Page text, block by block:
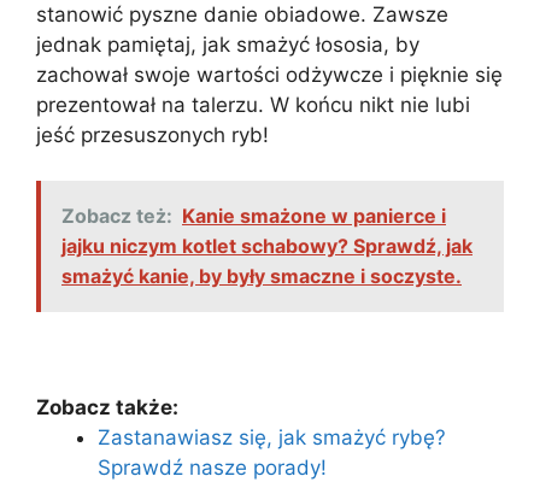
stanowić pyszne danie obiadowe. Zawsze
jednak pamiętaj, jak smażyć łososia, by
zachował swoje wartości odżywcze i pięknie się
prezentował na talerzu. W końcu nikt nie lubi
jeść przesuszonych ryb!
Zobacz też: Kanie smażone w panierce i
jajku niczym kotlet schabowy? Sprawdź, jak
smażyć kanie, by były smaczne i soczyste.
Zobacz także:
Zastanawiasz się, jak smażyć rybę?
Sprawdź nasze porady!